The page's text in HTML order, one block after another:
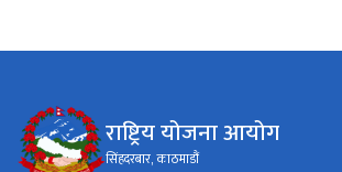
राष्ट्रिय योजना आयोग
सिंहदरबार, काठमाडौं